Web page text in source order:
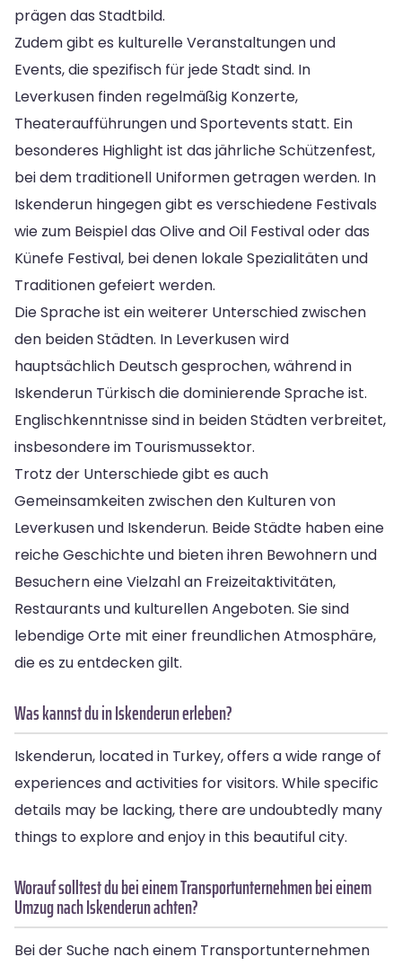
prägen das Stadtbild.
Zudem gibt es kulturelle Veranstaltungen und
Events, die spezifisch für jede Stadt sind. In
Leverkusen finden regelmäßig Konzerte,
Theateraufführungen und Sportevents statt. Ein
besonderes Highlight ist das jährliche Schützenfest,
bei dem traditionell Uniformen getragen werden. In
Iskenderun hingegen gibt es verschiedene Festivals
wie zum Beispiel das Olive and Oil Festival oder das
Künefe Festival, bei denen lokale Spezialitäten und
Traditionen gefeiert werden.
Die Sprache ist ein weiterer Unterschied zwischen
den beiden Städten. In Leverkusen wird
hauptsächlich Deutsch gesprochen, während in
Iskenderun Türkisch die dominierende Sprache ist.
Englischkenntnisse sind in beiden Städten verbreitet,
insbesondere im Tourismussektor.
Trotz der Unterschiede gibt es auch
Gemeinsamkeiten zwischen den Kulturen von
Leverkusen und Iskenderun. Beide Städte haben eine
reiche Geschichte und bieten ihren Bewohnern und
Besuchern eine Vielzahl an Freizeitaktivitäten,
Restaurants und kulturellen Angeboten. Sie sind
lebendige Orte mit einer freundlichen Atmosphäre,
die es zu entdecken gilt.
Was kannst du in Iskenderun erleben?
Iskenderun, located in Turkey, offers a wide range of
experiences and activities for visitors. While specific
details may be lacking, there are undoubtedly many
things to explore and enjoy in this beautiful city.
Worauf solltest du bei einem Transportunternehmen bei einem
Umzug nach Iskenderun achten?
Bei der Suche nach einem Transportunternehmen